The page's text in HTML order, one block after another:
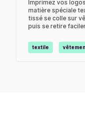
Imprimez vos
matière spéciale
tissé se colle sur
puis se retire
textile